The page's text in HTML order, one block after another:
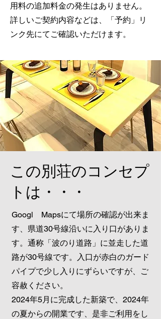
用料の追加料金の発生はありません。
​詳しいご契約内容などは、「予約」リ
ンク先にてご確認いただけます。
​この別荘のコンセプ
トは・・・
Googl Mapsにて場所の確認が出来ま
す、県道30号線沿いに入り口がありま
す。通称「波のり道路」に並走した道
路が30号線です。入口が赤白のガード
パイプで少し入りにずらいですが、ご
容赦ください。
2024年5月に完成した新築で、2024年
の夏からの開業です、是非ご利用をし